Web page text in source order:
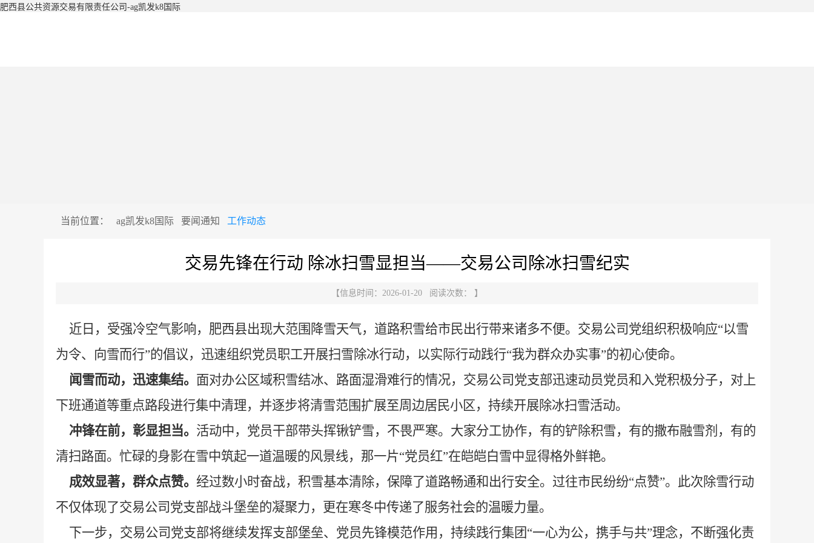
肥西县公共资源交易有限责任公司-ag凯发k8国际
当前位置： ag凯发k8国际 要闻通知 工作动态
交易先锋在行动 除冰扫雪显担当​——交易公司除冰扫雪纪实
【信息时间：2026-01-20 阅读次数： 】
近日，受强冷空气影响，肥西县出现大范围降雪天气，道路积雪给市民出行带来诸多不便。交易公司党组织积极响应“以雪
为令、向雪而行”的倡议，迅速组织党员职工开展扫雪除冰行动，以实际行动践行“我为群众办实事”的初心使命。
闻雪而动，迅速集结。 面对办公区域积雪结冰、路面湿滑难行的情况，交易公司党支部迅速动员党员和入党积极分子，对上
下班通道等重点路段进行集中清理，并逐步将清雪范围扩展至周边居民小区，持续开展除冰扫雪活动。
冲锋在前，彰显担当。 活动中，党员干部带头挥锹铲雪，不畏严寒。大家分工协作，有的铲除积雪，有的撒布融雪剂，有的
清扫路面。忙碌的身影在雪中筑起一道温暖的风景线，那一片“党员红”在皑皑白雪中显得格外鲜艳。
成效显著，群众点赞。 经过数小时奋战，积雪基本清除，保障了道路畅通和出行安全。过往市民纷纷“点赞”。此次除雪行动
不仅体现了交易公司党支部战斗堡垒的凝聚力，更在寒冬中传递了服务社会的温暖力量。
下一步，交易公司党支部将继续发挥支部堡垒、党员先锋模范作用，持续践行集团 “一心为公，携手与共”理念，不断强化责